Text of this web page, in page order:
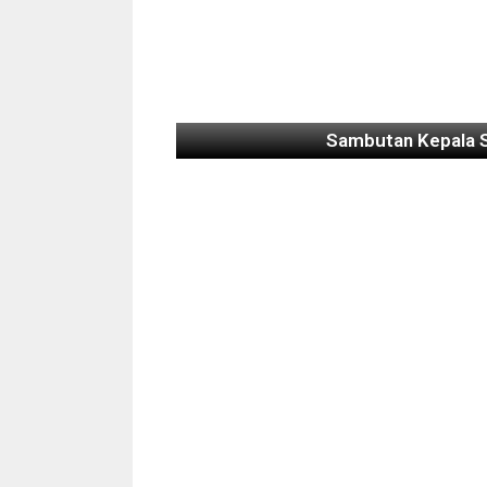
Sambutan Kepala